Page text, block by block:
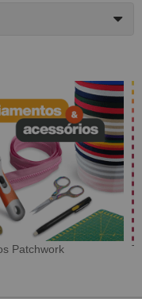
Sarja Impermeável